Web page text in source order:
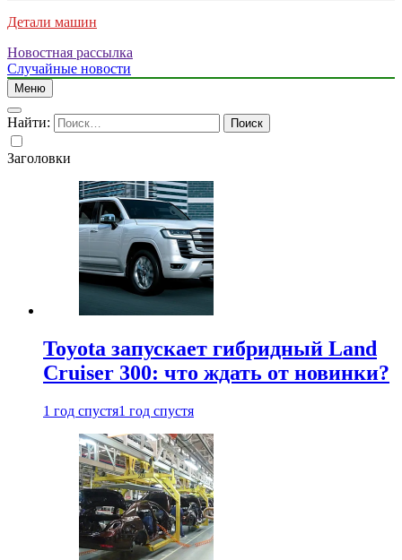
Детали машин
Новостная рассылка
Случайные новости
Меню
Найти:
Заголовки
Toyota запускает гибридный Land
Cruiser 300: что ждать от новинки?
1 год спустя1 год спустя